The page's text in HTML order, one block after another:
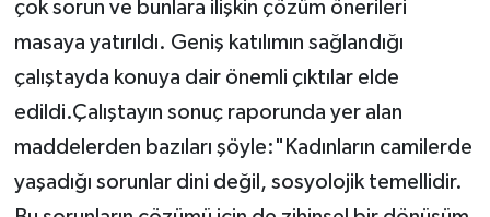
çok sorun ve bunlara ilişkin çözüm önerileri
masaya yatırıldı. Geniş katılımın sağlandığı
çalıştayda konuya dair önemli çıktılar elde
edildi.Çalıştayın sonuç raporunda yer alan
maddelerden bazıları şöyle:"Kadınların camilerde
yaşadığı sorunlar dini değil, sosyolojik temellidir.